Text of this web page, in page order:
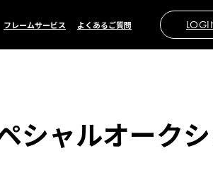
フレームサービス よくあるご質問
シャルオーク